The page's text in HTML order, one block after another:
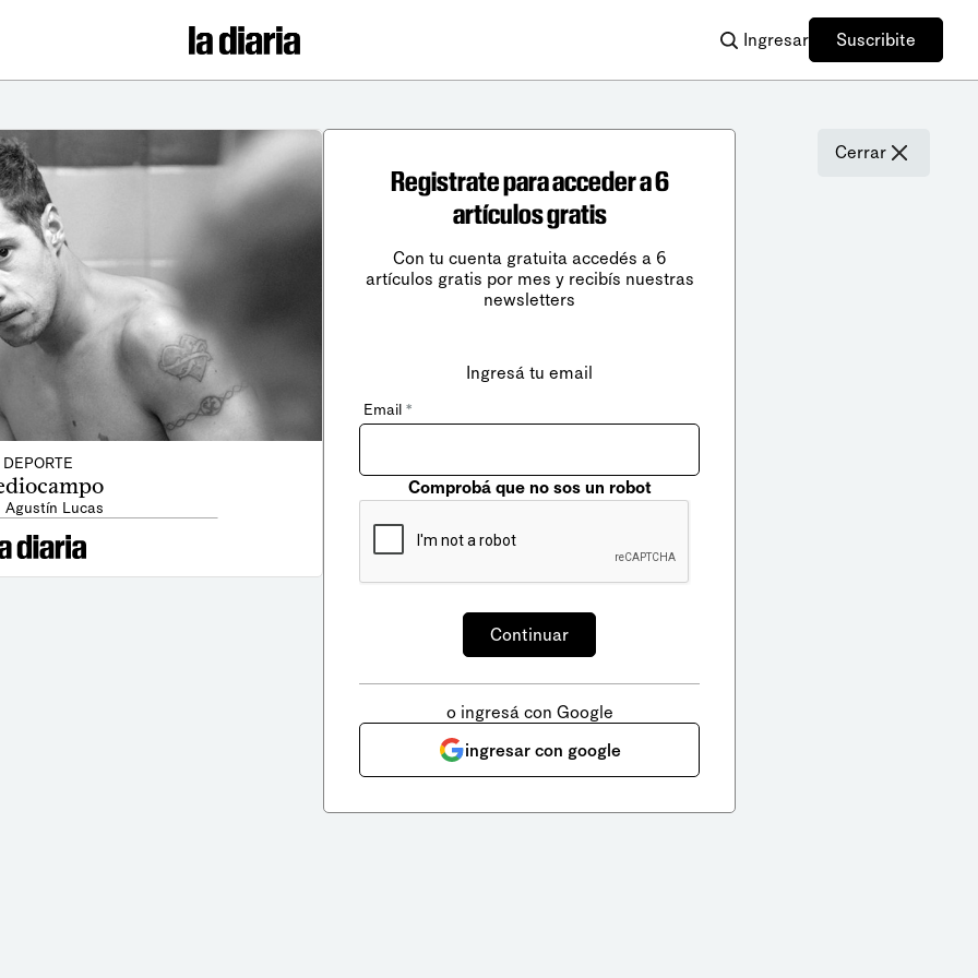
Ingresar Suscribite
DEPORTE
Agustín Lucas
Cerrar
Registrate para acceder a 6
artículos gratis
Con tu cuenta gratuita accedés a 6
artículos gratis por mes y recibís nuestras
newsletters
Ingresá tu email
Email *
Comprobá que no sos un robot
o ingresá con Google
ingresar con google